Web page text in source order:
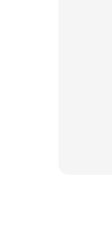
geng
di kelas. Malah